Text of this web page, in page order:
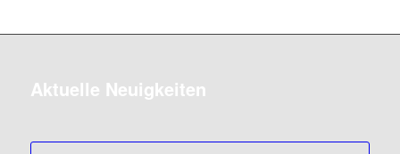
Aktuelle Neuigkeiten